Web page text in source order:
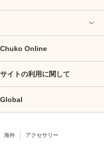
Chuko Online
サイトの利用に関して
Global
海外 アクセサリー